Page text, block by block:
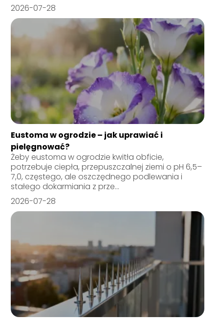
2026-07-28
Eustoma w ogrodzie – jak uprawiać i
pielęgnować?
Żeby eustoma w ogrodzie kwitła obficie,
potrzebuje ciepła, przepuszczalnej ziemi o pH 6,5–
7,0, częstego, ale oszczędnego podlewania i
stałego dokarmiania z prze...
2026-07-28